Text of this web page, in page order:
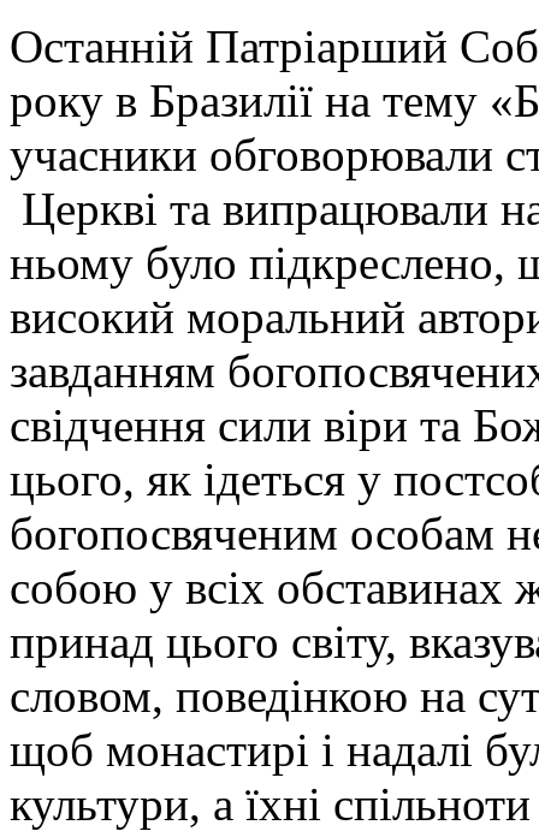
Останній Патріарший
року в Бразилії на тему
учасники обговорювали
Церкві та випрацювали
ньому було підкреслено,
високий моральний
завданням
свідчення сили віри та
цього, як ідеться у
богопосвяченим особам
собою у всіх обставинах
принад цього світу,
словом, поведінкою на
щоб монастирі і надалі
культури, а їхні